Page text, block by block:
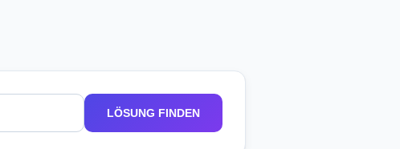
LÖSUNG FINDEN